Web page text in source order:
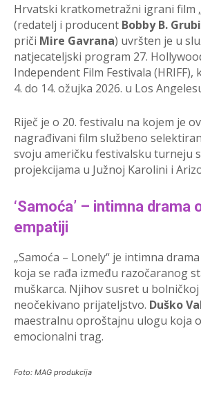
Hrvatski kratkometražni igrani film
(redatelj i producent Bobby B.
priči Mire Gavrana) uvršten je u
natjecateljski program 27.
Independent Film Festivala (HRIFF),
4. do 14. ožujka 2026. u Los
Riječ je o 20. festivalu na kojem je
nagrađivani film službeno
svoju američku festivalsku turneju
projekcijama u Južnoj Karolini i
‘Samoća’ – intimna drama
empatiji
„Samoća – Lonely“ je intimna
koja se rađa između razočaranog
muškarca. Njihov susret u
neočekivano prijateljstvo. Duško
maestralnu oproštajnu ulogu koja
emocionalni trag.
Foto: MAG produkcija